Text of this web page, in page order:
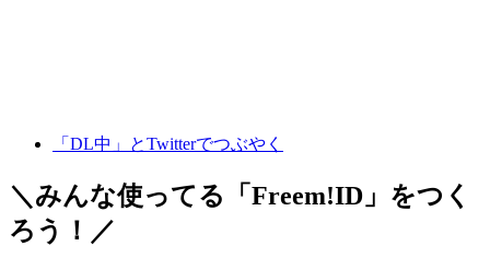
「DL中」とTwitterでつぶやく
＼みんな使ってる「 Freem!ID 」をつく
ろう！／